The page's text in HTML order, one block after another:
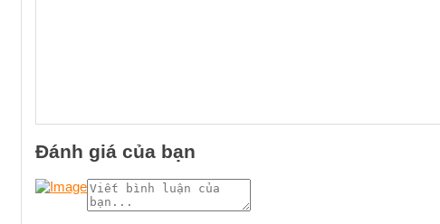
Đánh giá của bạn